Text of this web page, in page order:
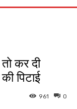
कर दी
पिटाई
0
961